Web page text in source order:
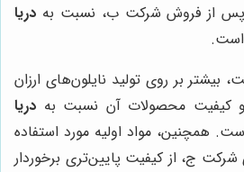
از فروش شرکت ب، نسبت به دریا
بیشتر بر روی تولید نایلون‌های ارزان
و کیفیت محصولات آن نسبت به دریا
همچنین، مواد اولیه مورد استفاده
شرکت ج، از کیفیت پایین‌تری برخوردار